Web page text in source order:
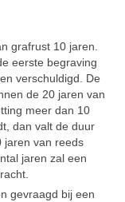
grafrust 10 jaren.
eerste begraving
verschuldigd. De
de 20 jaren van
meer dan 10
dan valt de duur
jaren van reeds
jaren zal een
gevraagd bij een